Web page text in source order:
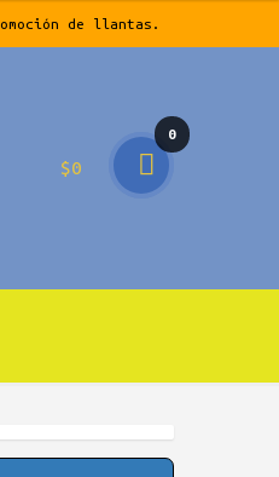
de llantas.
$0
0
prod